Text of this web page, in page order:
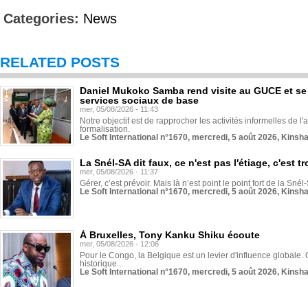
Categories: News
RELATED POSTS
Daniel Mukoko Samba rend visite au GUCE et
services sociaux de base
mer, 05/08/2026 - 11:43
Notre objectif est de rapprocher les activités informelles de
formalisation.
Le Soft International n°1670, mercredi, 5 août 2026,
La Snél-SA dit faux, ce n'est pas l'étiage, c'est
mer, 05/08/2026 - 11:37
Gérer, c’est prévoir. Mais là n’est point le point fort de la
Le Soft International n°1670, mercredi, 5 août 2026,
À Bruxelles, Tony Kanku Shiku écoute
mer, 05/08/2026 - 12:06
Pour le Congo, la Belgique est un levier d'influence globale.
historique...
Le Soft International n°1670, mercredi, 5 août 2026,